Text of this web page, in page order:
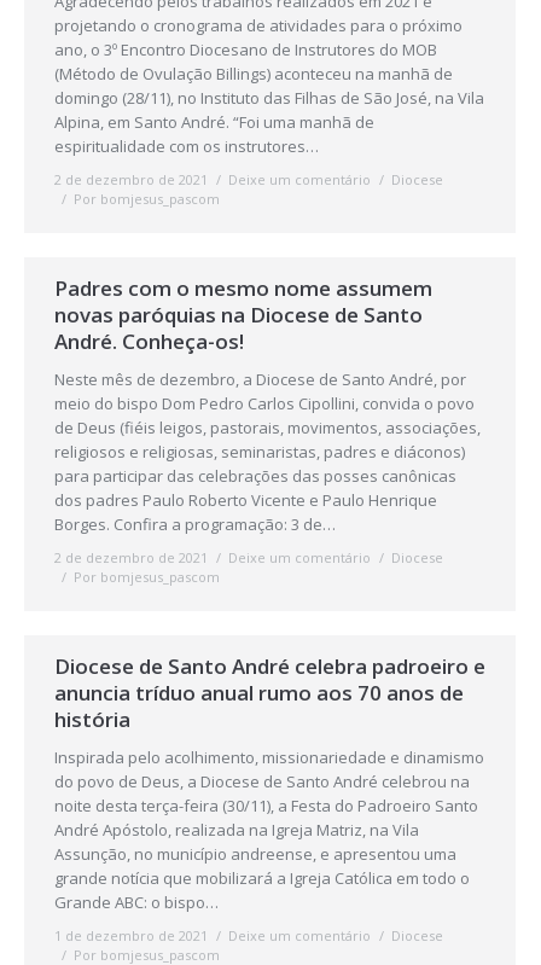
projetando o cronograma de atividades para o próximo
ano, o 3º Encontro Diocesano de Instrutores do MOB
(Método de Ovulação Billings) aconteceu na manhã de
domingo (28/11), no Instituto das Filhas de São José, na Vila
Alpina, em Santo André. “Foi uma manhã de
espiritualidade com os instrutores…
2 de dezembro de 2021 Deixe um comentário
Diocese
Por bomjesus_pascom
Padres com o mesmo nome assumem
novas paróquias na Diocese de Santo
André. Conheça-os!
Neste mês de dezembro, a Diocese de Santo André, por
meio do bispo Dom Pedro Carlos Cipollini, convida o povo
de Deus (fiéis leigos, pastorais, movimentos, associações,
religiosos e religiosas, seminaristas, padres e diáconos)
para participar das celebrações das posses canônicas
dos padres Paulo Roberto Vicente e Paulo Henrique
Borges. Confira a programação: 3 de…
2 de dezembro de 2021 Deixe um comentário
Diocese
Por bomjesus_pascom
Diocese de Santo André celebra padroeiro e
anuncia tríduo anual rumo aos 70 anos de
história
Inspirada pelo acolhimento, missionariedade e dinamismo
do povo de Deus, a Diocese de Santo André celebrou na
noite desta terça-feira (30/11), a Festa do Padroeiro Santo
André Apóstolo, realizada na Igreja Matriz, na Vila
Assunção, no município andreense, e apresentou uma
grande notícia que mobilizará a Igreja Católica em todo o
Grande ABC: o bispo…
1 de dezembro de 2021 Deixe um comentário
Diocese
Por bomjesus_pascom